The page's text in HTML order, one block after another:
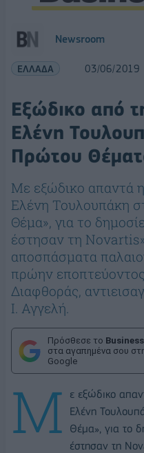
Newsroom
ΕΛΛΑΔΑ 03/06/2019
Εξώδικο από
Ελένη
Πρώτου
Με εξώδικο απαντά
Ελένη Τουλουπάκη
Θέμα», για το
έστησαν τη
αποσπάσματα
πρώην
Διαφθοράς,
Ι. Αγγελή.
Πρόσθεσε το
στα αγαπημένα σου
Google
Μ
ε εξώδικο
Ελένη
Θέμα», για το
έστησαν τη